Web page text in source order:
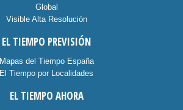
Global
Visible Alta Resolución
EL TIEMPO PREVISIÓN
Mapas del Tiempo España
El Tiempo por Localidades
EL TIEMPO AHORA